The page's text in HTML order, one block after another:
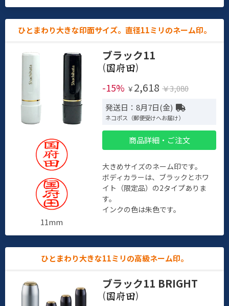
ひとまわり大きな印面サイズ。直径11ミリのネーム印。
11mm
ブラック11
(
)
-15% ￥ 2,618 ￥3,080
発送日：8月7日(金)
ネコポス（郵便受けへお届け）
商品詳細・ご注文
大きめサイズのネーム印です。
ボディカラーは、ブラックとホワ
イト（限定品）の2タイプありま
す。
インクの色は朱色です。
ひとまわり大きな11ミリの高級ネーム印。
ブラック11 BRIGHT
(
)